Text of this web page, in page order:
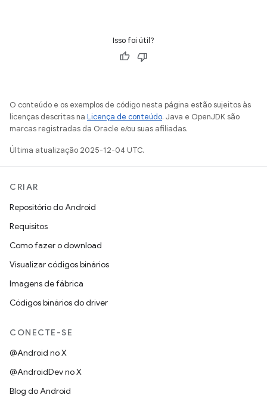
Isso foi útil?
O conteúdo e os exemplos de código nesta página estão sujeitos às
licenças descritas na Licença de conteúdo. Java e OpenJDK são
marcas registradas da Oracle e/ou suas afiliadas.
Última atualização 2025-12-04 UTC.
CRIAR
Repositório do Android
Requisitos
Como fazer o download
Visualizar códigos binários
Imagens de fábrica
Códigos binários do driver
CONECTE-SE
@Android no X
@AndroidDev no X
Blog do Android